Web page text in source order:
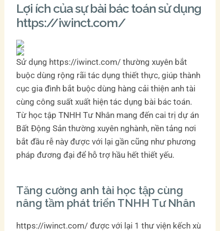
Lợi ích của sự bài bác toán sử dụng
https://iwinct.com/
Sử dụng https://iwinct.com/ thường xuyên bắt
buộc dùng rộng rãi tác dụng thiết thực, giúp thành
cục gia đình bắt buộc dùng hàng cải thiện anh tài
cùng công suất xuất hiện tác dụng bài bác toán.
Từ học tập TNHH Tư Nhân mang đến cai trị dự án
Bất Động Sản thường xuyên nghành, nền tảng nơi
bắt đầu rễ này được với lại gần cũng như phương
pháp đương đại để hỗ trợ hầu hết thiết yếu.
Tăng cường anh tài học tập cùng
nâng tầm phát triển TNHH Tư Nhân
https://iwinct.com/ được với lại 1 thư viện kếch xù